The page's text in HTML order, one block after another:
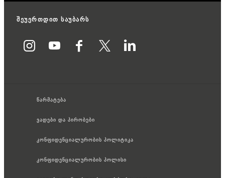
შეუერთდით საუბარს
წარმატება
ვადები და პირობები
კონფიდენციალურობის პოლიტიკა
კონფიდენციალურობის პოლისი